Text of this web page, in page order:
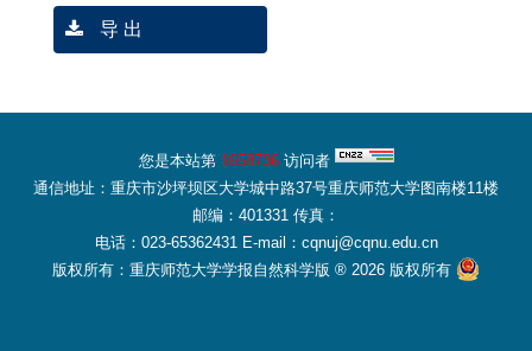
导 出
您是本站第 1658736访问者
通信地址：重庆市沙坪坝区大学城中路37号重庆师范大学图南楼11楼
邮编：401331 传真：
电话：023-65362431 E-mail：cqnuj@cqnu.edu.cn
版权所有：重庆师范大学学报自然科学版 ® 2026 版权所有